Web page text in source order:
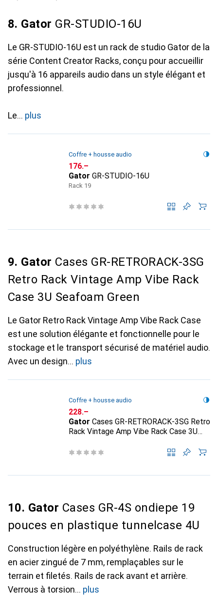
8. Gator GR-STUDIO-16U
Le GR-STUDIO-16U est un rack de studio Gator de la
série Content Creator Racks, conçu pour accueillir
jusqu'à 16 appareils audio dans un style élégant et
professionnel.
Le plus
Coffre + housse audio
CHF
176.–
Gator GR-STUDIO-16U
Rack 19
9. Gator Cases GR-RETRORACK-3SG
Retro Rack Vintage Amp Vibe Rack
Case 3U Seafoam Green
Le Gator Retro Rack Vintage Amp Vibe Rack Case
est une solution élégante et fonctionnelle pour le
stockage et le transport sécurisé de matériel audio.
Avec un design
plus
Coffre + housse audio
CHF
228.–
Gator Cases GR-RETRORACK-3SG Retro
Rack Vintage Amp Vibe Rack Case 3U
10. Gator Cases GR-4S ondiepe 19
pouces en plastique tunnelcase 4U
Construction légère en polyéthylène. Rails de rack
en acier zingué de 7 mm, remplaçables sur le
terrain et filetés. Rails de rack avant et arrière.
Verrous à torsion
plus